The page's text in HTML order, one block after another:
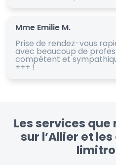
Mme Emilie M.
Prise de rendez-vous
avec beaucoup de
compétent et
+++ !
Les services
sur l’Allier et